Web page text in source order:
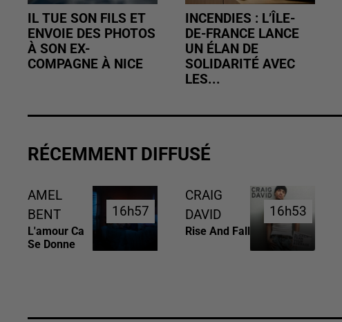
IL TUE SON FILS ET
ENVOIE DES PHOTOS
À SON EX-
COMPAGNE À NICE
INCENDIES : L’ÎLE-
DE-FRANCE LANCE
UN ÉLAN DE
SOLIDARITÉ AVEC
LES...
RÉCEMMENT DIFFUSÉ
AMEL
BENT
L'amour Ca
Se Donne
16h57
16h57
CRAIG
DAVID
Rise And Fall
16h53
16h53